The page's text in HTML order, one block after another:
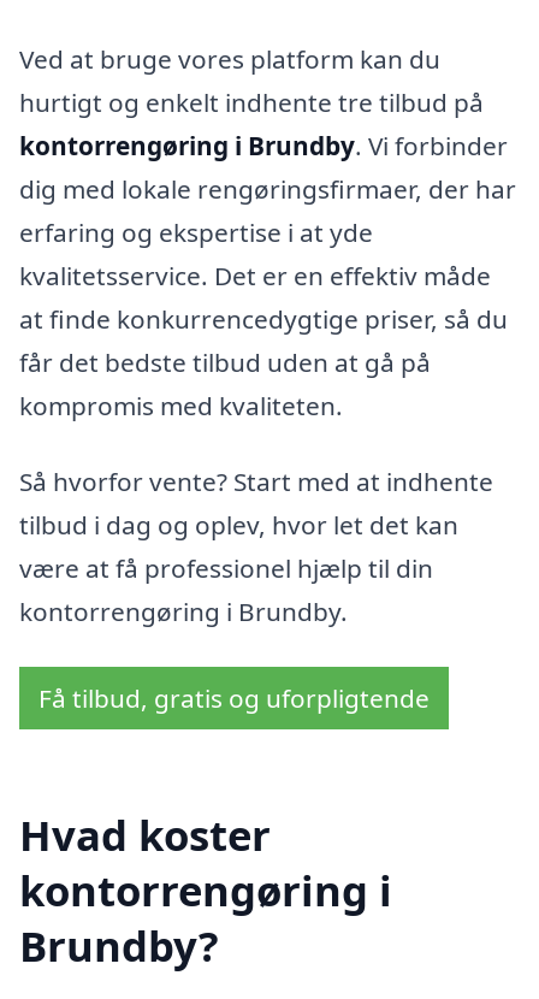
Ved at bruge vores platform kan du
hurtigt og enkelt indhente tre tilbud på
kontorrengøring i Brundby. Vi forbinder
dig med lokale rengøringsfirmaer, der har
erfaring og ekspertise i at yde
kvalitetsservice. Det er en effektiv måde
at finde konkurrencedygtige priser, så du
får det bedste tilbud uden at gå på
kompromis med kvaliteten.
Så hvorfor vente? Start med at indhente
tilbud i dag og oplev, hvor let det kan
være at få professionel hjælp til din
kontorrengøring i Brundby.
Få tilbud, gratis og uforpligtende
Hvad koster
kontorrengøring i
Brundby?